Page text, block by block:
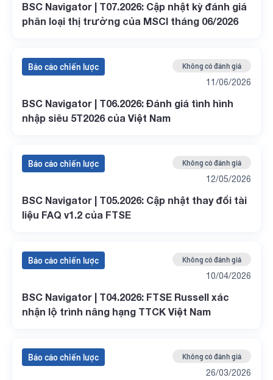
BSC Navigator | T07.2026: Cập nhật kỳ đánh giá
phân loại thị trường của MSCI tháng 06/2026
Báo cáo chiến lược Không có đánh giá
11/06/2026
BSC Navigator | T06.2026: Đánh giá tình hình
nhập siêu 5T2026 của Việt Nam
Báo cáo chiến lược Không có đánh giá
12/05/2026
BSC Navigator | T05.2026: Cập nhật thay đổi tài
liệu FAQ v1.2 của FTSE
Báo cáo chiến lược Không có đánh giá
10/04/2026
BSC Navigator | T04.2026: FTSE Russell xác
nhận lộ trình nâng hạng TTCK Việt Nam
Báo cáo chiến lược Không có đánh giá
26/03/2026